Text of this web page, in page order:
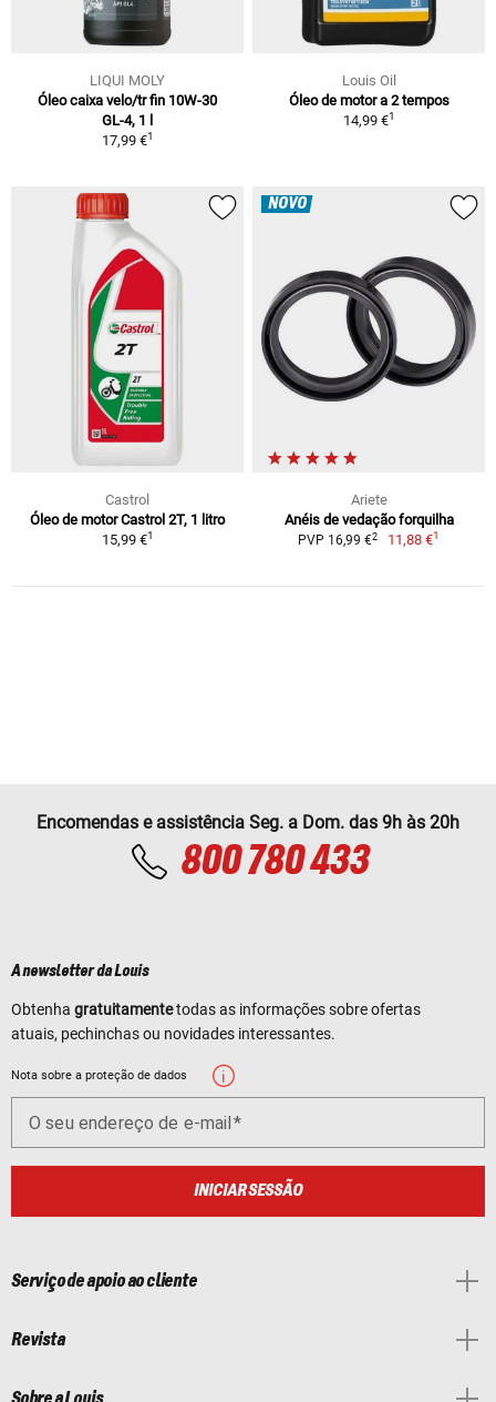
LIQUI MOLY
Óleo caixa velo/tr fin 10W-30
GL-4, 1 l
17,99 €1
Louis Oil
Óleo de motor a 2 tempos
14,99 €1
Castrol
Óleo de motor Castrol 2T, 1 litro
15,99 €1
NOVO
Ariete
Anéis de vedação forquilha
PVP 16,99 €2 11,88 €1
Encomendas e assistência Seg. a Dom. das 9h às 20h
800 780 433
A newsletter da Louis
Obtenha gratuitamentetodas as informações sobre ofertas
atuais, pechinchas ou novidades interessantes.
Nota sobre a proteção de dados
O seu endereço de e-mail
INICIAR SESSÃO
Serviço de apoio ao cliente
Revista